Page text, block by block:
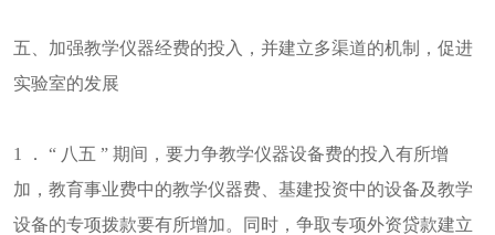
五、加强教学仪器经费的投入，并建立多渠道的机制，促进
实验室的发展
1 ． “ 八五 ” 期间，要力争教学仪器设备费的投入有所增
加，教育事业费中的教学仪器费、基建投资中的设备及教学
设备的专项拨款要有所增加。同时，争取专项外资贷款建立